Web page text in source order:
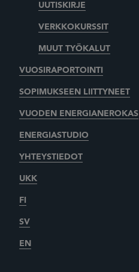
UUTISKIRJE
VERKKOKURSSIT
MUUT TYÖKALUT
VUOSIRAPORTOINTI
SOPIMUKSEEN LIITTYNEET
VUODEN ENERGIANEROKAS
ENERGIASTUDIO
YHTEYSTIEDOT
UKK
FI
SV
EN